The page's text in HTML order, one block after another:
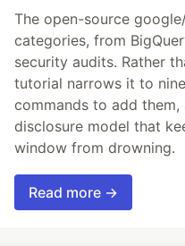
The open-source
categories, from
security audits. Rather
tutorial narrows it to
commands to add
disclosure model that
window from drowning.
Read more →